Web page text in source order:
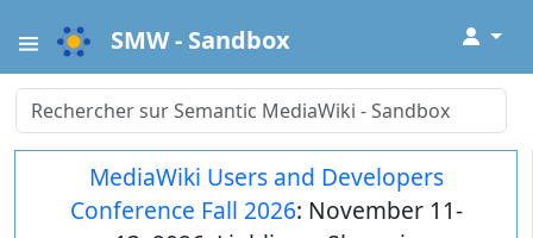
SMW - Sandbox ↓
MediaWiki Users and Developers
Conference Fall 2026: November 11-